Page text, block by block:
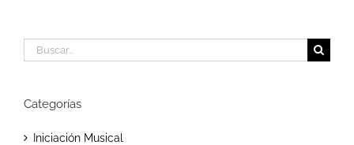
Buscar:
Categorías
Iniciación Musical